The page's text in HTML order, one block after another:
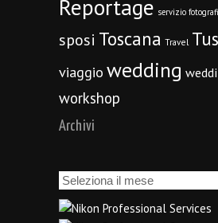
Reportage servizio
sposi Toscana Travel
viaggio wedding
workshop
Archivi
Archivi